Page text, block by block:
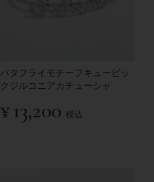
バタフライモチーフキュービッ
クジルコニアカチューシャ
¥ 13,200 税込